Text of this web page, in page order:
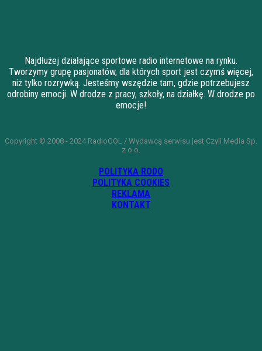
Najdłużej działające sportowe radio internetowe na rynku.
Tworzymy grupę pasjonatów, dla których sport jest czymś więcej,
niż tylko rozrywką. Jesteśmy wszędzie tam, gdzie potrzebujesz
odrobiny emocji. W drodze z pracy, szkoły, na działkę. W drodze po
emocje!
Copyright © 2008 - 2024 RadioGOL / Wydawcą serwisu jest Czyli Media Sp.
z o.o.
POLITYKA RODO
POLITYKA COOKIES
REKLAMA
KONTAKT